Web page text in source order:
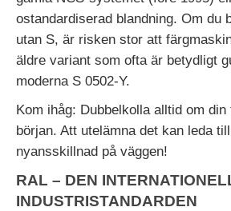
ostandardiserad blandning. Om du
utan S, är risken stor att
äldre variant som ofta är betydligt
moderna S 0502-Y.
Kom ihåg: Dubbelkolla alltid om
början. Att utelämna det kan leda
nyansskillnad på väggen!
RAL – DEN
INDUSTRISTANDARDEN